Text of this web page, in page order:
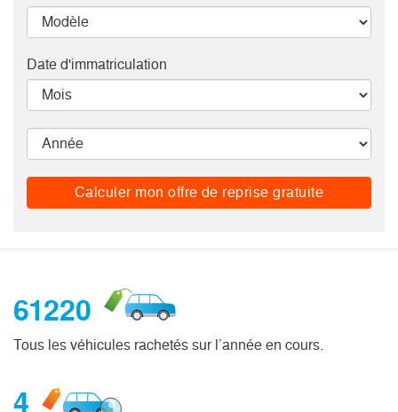
Date d'immatriculation
Calculer mon offre de reprise gratuite
61220
Tous les véhicules rachetés sur l’année en cours.
4